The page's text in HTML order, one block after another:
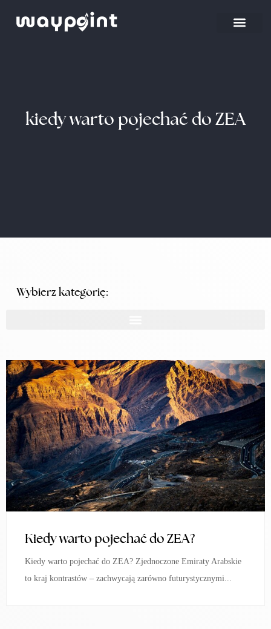
kiedy warto pojechać do ZEA
Wybierz kategorię:
Kiedy warto pojechać do ZEA?
Kiedy warto pojechać do ZEA? Zjednoczone Emiraty Arabskie
to kraj kontrastów – zachwycają zarówno futurystycznymi...